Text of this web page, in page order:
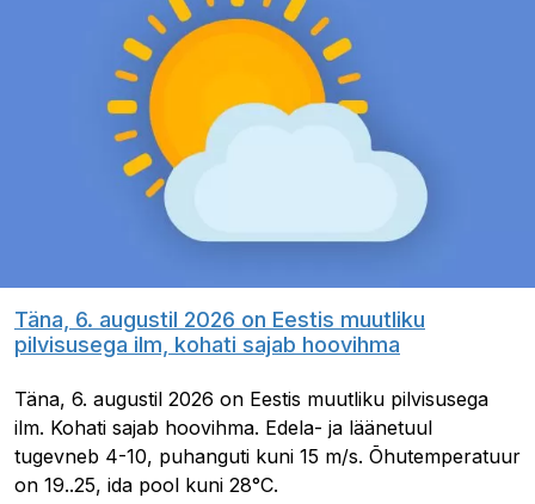
Täna, 6. augustil 2026 on Eestis muutliku
pilvisusega ilm, kohati sajab hoovihma
Täna, 6. augustil 2026 on Eestis muutliku pilvisusega
ilm. Kohati sajab hoovihma. Edela- ja läänetuul
tugevneb 4-10, puhanguti kuni 15 m/s. Õhutemperatuur
on 19..25, ida pool kuni 28°C.